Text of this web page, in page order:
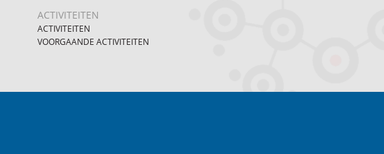
ACTIVITEITEN
ACTIVITEITEN
VOORGAANDE ACTIVITEITEN